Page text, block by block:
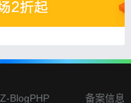
Z-BlogPHP 备案信息